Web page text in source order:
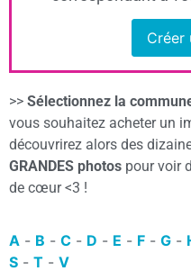
Créer
>> Sélectionnez la
vous souhaitez acheter un
découvrirez alors des
GRANDES photos pour voir
de cœur <3 !
A - B - C - D - E - F - G -
S - T - V